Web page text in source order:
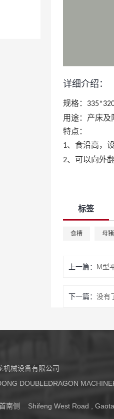
详细介绍：
规格：
用途：产床及
特点：
1、食沿高，
2、可以向外
标签
食槽 母
上一篇： M型
下一篇： 没有
机械设备有限公司
DOUBLEDRAGON
南侧 Shifeng West Road ,